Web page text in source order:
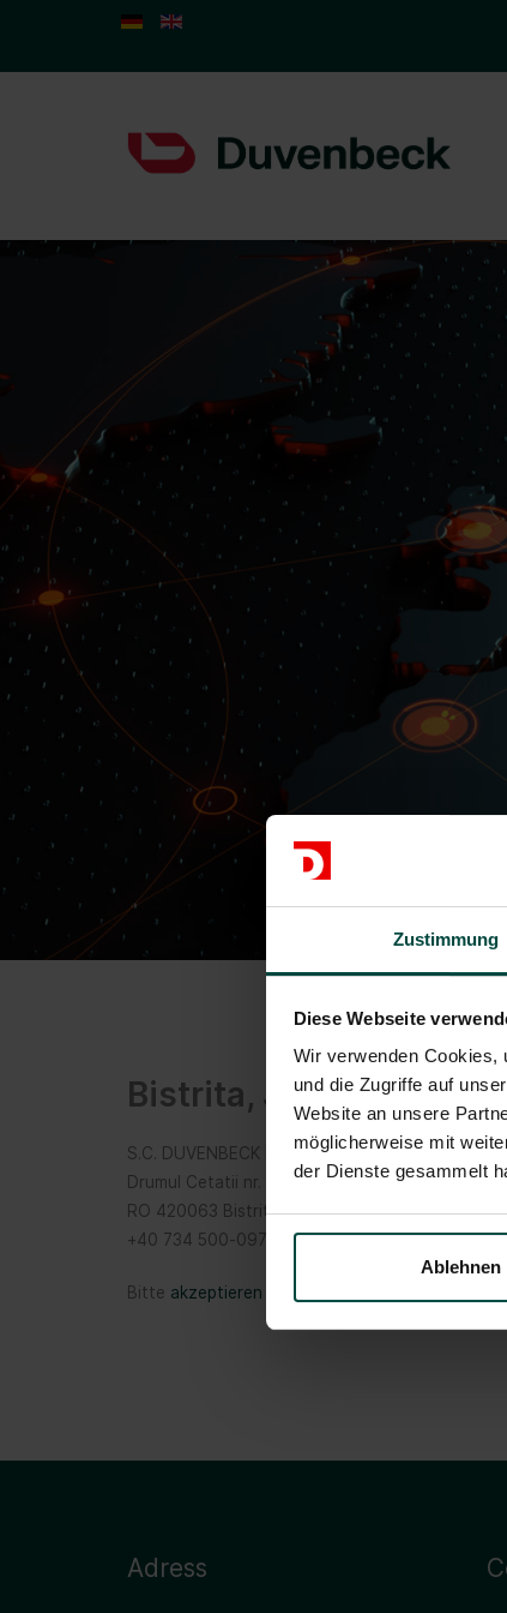
Zustimmung
Diese Webseite
Wir verwenden Cookies,
und die Zugriffe auf
Website an unsere
möglicherweise mit
der Dienste gesammelt
Ablehnen
Select your language
Bistrita, Jud. Bistrita
S.C. DUVENBECK Logistik S.R.L.
Drumul Cetatii nr. 15
RO 420063 Bistrita, Jud. Bistrita Nasaud
+40 734 500-097
Bitte akzeptieren Sie Marketing-Cookies
Adress